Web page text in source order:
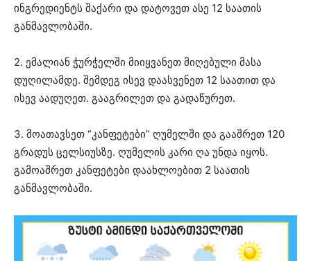
ინგრედიენტს შაქარი და დატოვეთ ასე 12 საათის
განმავლობაში.
2. ემალიან ჭურჭელში მიიყვანეთ მიღებული მასა
დუღილამდე. შემდეგ ისევ დაასვენეთ 12 საათით და
ისევ აადუღეთ. გააგრილეთ და გადაწურეთ.
3. მოათავსეთ “კანფეტები” ღუმელში და გააშრეთ 120
გრადუს ცელსიუსზე. ღუმელის კარი ღა უნდა იყოს.
გამოაშრეთ კანფეტები დაახლოებით 2 საათის
განმავლობაში.